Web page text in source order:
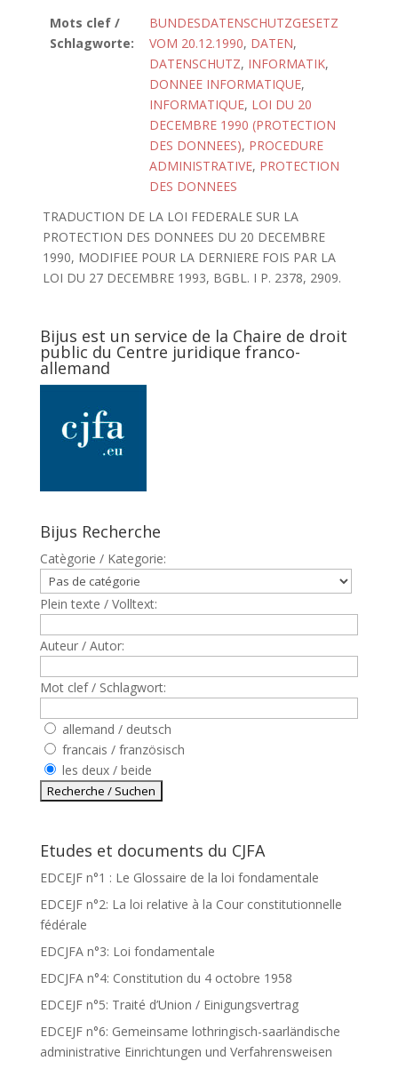
Mots clef /
Schlagworte:
BUNDESDATENSCHUTZGESETZ
VOM 20.12.1990, DATEN,
DATENSCHUTZ, INFORMATIK,
DONNEE INFORMATIQUE,
INFORMATIQUE, LOI DU 20
DECEMBRE 1990 (PROTECTION
DES DONNEES), PROCEDURE
ADMINISTRATIVE, PROTECTION
DES DONNEES
TRADUCTION DE LA LOI FEDERALE SUR LA
PROTECTION DES DONNEES DU 20 DECEMBRE
1990, MODIFIEE POUR LA DERNIERE FOIS PAR LA
LOI DU 27 DECEMBRE 1993, BGBL. I P. 2378, 2909.
Bijus est un service de la Chaire de droit
public du Centre juridique franco-
allemand
Bijus Recherche
Catègorie / Kategorie:
Plein texte / Volltext:
Auteur / Autor:
Mot clef / Schlagwort:
allemand / deutsch
francais / französisch
les deux / beide
Etudes et documents du CJFA
EDCEJF n°1 : Le Glossaire de la loi fondamentale
EDCEJF n°2: La loi relative à la Cour constitutionnelle
fédérale
EDCJFA n°3: Loi fondamentale
EDCJFA n°4: Constitution du 4 octobre 1958
EDCEJF n°5: Traité d’Union / Einigungsvertrag
EDCEJF n°6: Gemeinsame lothringisch-saarländische
administrative Einrichtungen und Verfahrensweisen